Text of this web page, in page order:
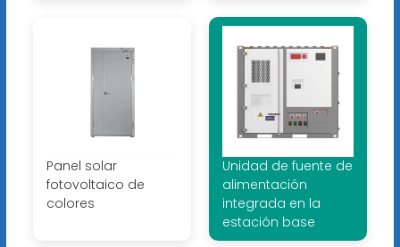
Panel solar
fotovoltaico de
colores
Unidad de fuente de
alimentación
integrada en la
estación base